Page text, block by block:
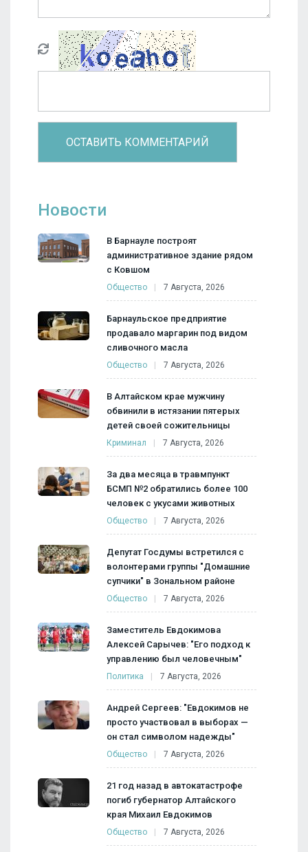
Новости
В Барнауле построят
административное здание рядом
с Ковшом
Общество 7 Августа, 2026
Барнаульское предприятие
продавало маргарин под видом
сливочного масла
Общество 7 Августа, 2026
В Алтайском крае мужчину
обвинили в истязании пятерых
детей своей сожительницы
Криминал 7 Августа, 2026
За два месяца в травмпункт
БСМП №2 обратились более 100
человек с укусами животных
Общество 7 Августа, 2026
Депутат Госдумы встретился с
волонтерами группы "Домашние
супчики" в Зональном районе
Общество 7 Августа, 2026
Заместитель Евдокимова
Алексей Сарычев: "Его подход к
управлению был человечным"
Политика 7 Августа, 2026
Андрей Сергеев: "Евдокимов не
просто участвовал в выборах —
он стал символом надежды"
Общество 7 Августа, 2026
21 год назад в автокатастрофе
погиб губернатор Алтайского
края Михаил Евдокимов
Общество 7 Августа, 2026